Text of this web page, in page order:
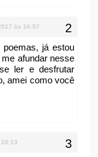
às 16:57
poemas, já estou
afundar nesse
ler e desfrutar
amei como você